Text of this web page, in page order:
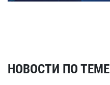
НОВОСТИ ПО ТЕМЕ